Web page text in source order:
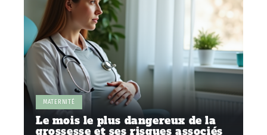
MATERNITÉ
Le mois le plus dangereux de la
grossesse et ses risques associés